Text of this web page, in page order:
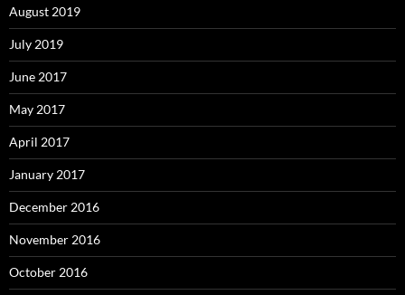
August 2019
July 2019
June 2017
May 2017
April 2017
January 2017
December 2016
November 2016
October 2016